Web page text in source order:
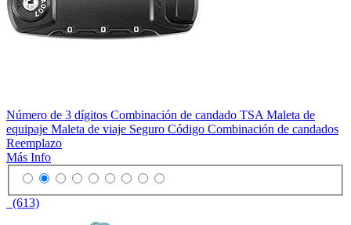
Número de 3 dígitos Combinación de candado TSA Maleta de
equipaje Maleta de viaje Seguro Código Combinación de candados
Reemplazo
Más Info
(613)